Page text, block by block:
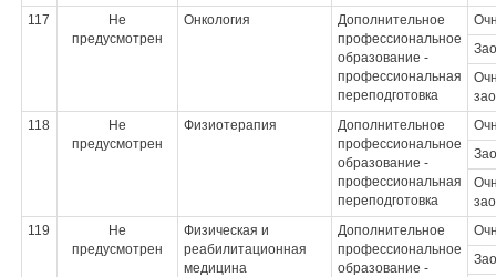
117
Не
предусмотрен
Онкология
Дополнительное
профессиональное
образование -
профессиональная
переподготовка
118
Не
предусмотрен
Физиотерапия
Дополнительное
профессиональное
образование -
профессиональная
переподготовка
119
Не
предусмотрен
Физическая и
реабилитационная
медицина
Дополнительное
профессиональное
образование -